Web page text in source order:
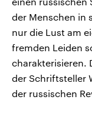
der Menschen in
nur die Lust am
fremden Leiden
charakterisieren.
der Schriftsteller
der russischen